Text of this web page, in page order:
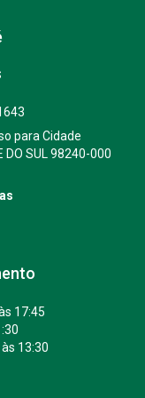
para Cidade
DO SUL 98240-000
17:45
13:30